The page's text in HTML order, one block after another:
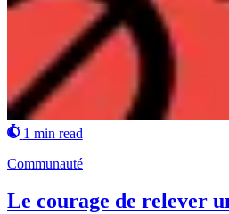
1 min read
Communauté
Le courage de relever